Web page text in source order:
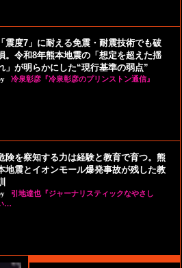
「震度7」に耐える免震・耐震技術でも破
。令和8年熊本地震の「想定を超えた揺
」が明らかにした“現行基準の弱点”
冷泉彰彦『冷泉彰彦のプリンストン通信』
険を察知する力は経験と教育で育つ。熊
地震とイオンモール爆発事故が残した教
引地達也『ジャーナリスティックなやさし
…